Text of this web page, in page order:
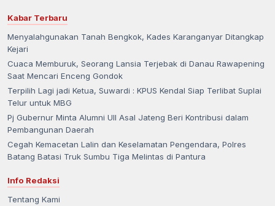
Kabar Terbaru
Menyalahgunakan Tanah Bengkok, Kades Karanganyar Ditangkap
Kejari
Cuaca Memburuk, Seorang Lansia Terjebak di Danau Rawapening
Saat Mencari Enceng Gondok
Terpilih Lagi jadi Ketua, Suwardi : KPUS Kendal Siap Terlibat Suplai
Telur untuk MBG
Pj Gubernur Minta Alumni UII Asal Jateng Beri Kontribusi dalam
Pembangunan Daerah
Cegah Kemacetan Lalin dan Keselamatan Pengendara, Polres
Batang Batasi Truk Sumbu Tiga Melintas di Pantura
Info Redaksi
Tentang Kami